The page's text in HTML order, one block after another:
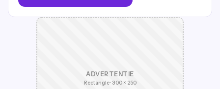
ADVERTENTIE
Rectangle · 300 × 250